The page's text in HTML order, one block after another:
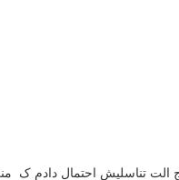
الت تناسلیش احتمال دادم ک